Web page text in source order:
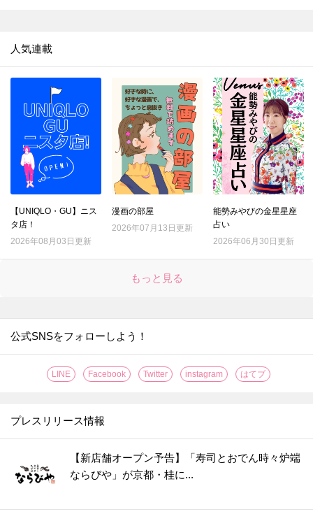
人気連載
【UNIQLO・GU】ニス
タ店！
2026年08月03日更新
漫画の部屋
2026年07月13日更新
能勢みやびの金星星座
占い
2026年06月30日更新
もっと見る
公式SNSをフォローしよう！
LINE Facebook Twitter instagram はてブ
プレスリリース情報
【新店舗オープン予告】「寿司とおでん時々炉端
ならびや」が京都・桂に...